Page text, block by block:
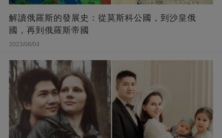
解讀俄羅斯的發展史：從莫斯科公國，到沙皇俄
國，再到俄羅斯帝國
2023/08/04